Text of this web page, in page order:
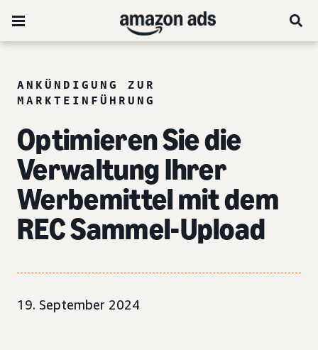
ANKÜNDIGUNG ZUR
MARKTEINFÜHRUNG
Optimieren Sie die
Verwaltung Ihrer
Werbemittel mit dem
REC Sammel-Upload
19. September 2024